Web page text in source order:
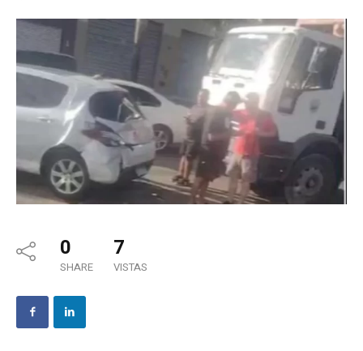
0
SHARE
7
VISTAS